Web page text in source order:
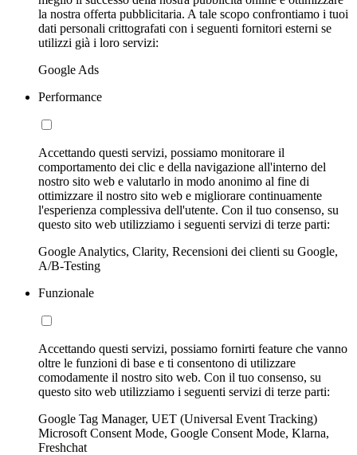
la nostra offerta pubblicitaria. A tale scopo confrontiamo i tuoi
dati personali crittografati con i seguenti fornitori esterni se
utilizzi già i loro servizi:
Google Ads
Performance
Accettando questi servizi, possiamo monitorare il
comportamento dei clic e della navigazione all'interno del
nostro sito web e valutarlo in modo anonimo al fine di
ottimizzare il nostro sito web e migliorare continuamente
l'esperienza complessiva dell'utente. Con il tuo consenso, su
questo sito web utilizziamo i seguenti servizi di terze parti:
Google Analytics, Clarity, Recensioni dei clienti su Google,
A/B-Testing
Funzionale
Accettando questi servizi, possiamo fornirti feature che vanno
oltre le funzioni di base e ti consentono di utilizzare
comodamente il nostro sito web. Con il tuo consenso, su
questo sito web utilizziamo i seguenti servizi di terze parti:
Google Tag Manager, UET (Universal Event Tracking)
Microsoft Consent Mode, Google Consent Mode, Klarna,
Freshchat